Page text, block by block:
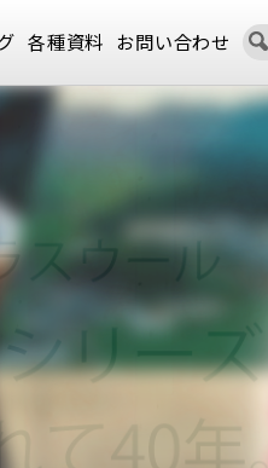
各種資料 お問い合わせ